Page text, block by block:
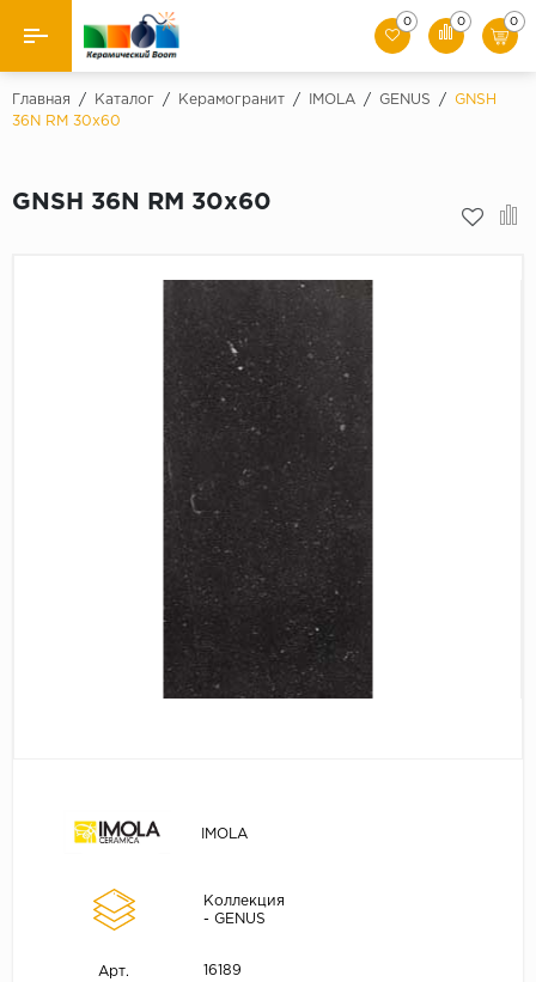
Назад
Керамическая плитка
Искусственный камень
0 0 0
Главная / Каталог / Керамогранит / IMOLA / GENUS /
GNSH
36N RM 30x60
GNSH 36N RM 30x60
IMOLA
Коллекция
- GENUS
Арт. 16189